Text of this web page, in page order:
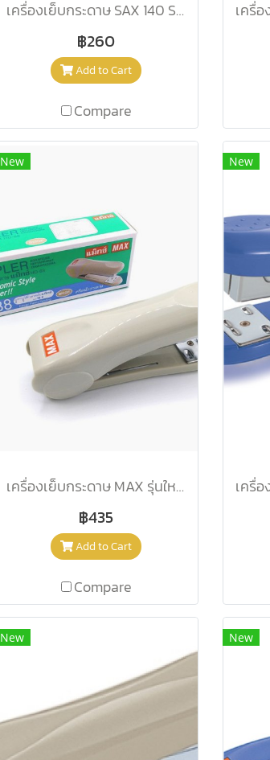
เครื่องเย็บกระดาษ SAX 140 Silver
฿260
Add to Cart
Compare
New
เครื่องเย็บกระดาษ MAX รุ่นใหม่ HD-88 เบจ
฿435
Add to Cart
Compare
New
New New